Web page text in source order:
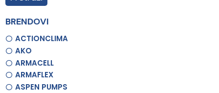
BRENDOVI
ACTIONCLIMA
AKO
ARMACELL
ARMAFLEX
ASPEN PUMPS